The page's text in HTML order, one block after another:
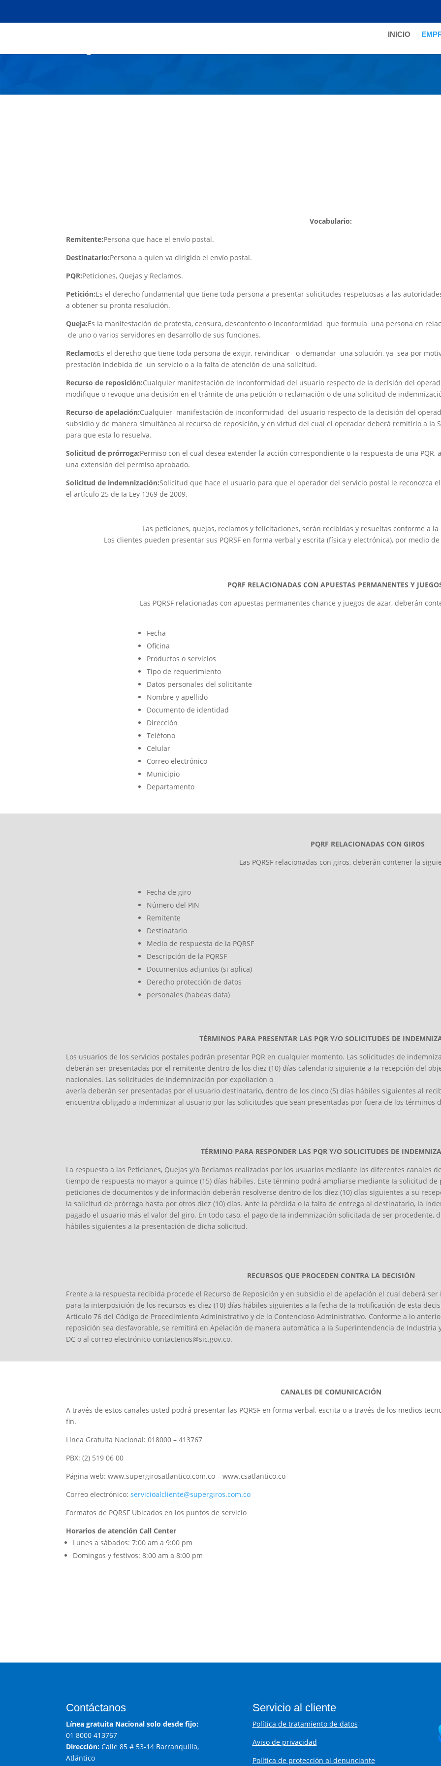
INICIO
Vocabulario:
Remitente:Persona que hace el envío postal.
Destinatario:Persona a quien va dirigido el envío postal.
PQR:Peticiones, Quejas y Reclamos.
Petición:Es el derecho fundamental que tiene toda persona a presentar solicitudes respetuosas a las
a obtener su pronta resolución.
Queja:Es Ia manifestación de protesta, censura, descontento o inconformidad que formula una persona en
de uno o varios servidores en desarrollo de sus funciones.
Reclamo:Es el derecho que tiene toda persona de exigir, reivindicar o demandar una solución, ya sea por
prestación indebida de un servicio o a Ia falta de atención de una solicitud.
Recurso de reposición:Cualquier manifestación de inconformidad del usuario respecto de Ia decisión del
modifique o revoque una decisión en el trámite de una petición o reclamación o de una solicitud de
Recurso de apelación:Cualquier manifestación de inconformidad del usuario respecto de Ia decisión del
subsidio y de manera simultánea al recurso de reposición, y en virtud del cual el operador deberá remitirlo a Ia
para que esta lo resuelva.
Solicitud de prórroga:Permiso con el cual desea extender la acción correspondiente o Ia respuesta de una
una extensión del permiso aprobado.
Solicitud de indemnización:Solicitud que hace el usuario para que el operador del servicio postal le reconozca
el artículo 25 de Ia Ley 1369 de 2009.
Las peticiones, quejas, reclamos y felicitaciones, serán recibidas y resueltas conforme a
Los clientes pueden presentar sus PQRSF en forma verbal y escrita (física y electrónica), por medio
PQRF RELACIONADAS CON APUESTAS PERMANENTES Y
Las PQRSF relacionadas con apuestas permanentes chance y juegos de azar, deberán
Fecha
Oficina
Productos o servicios
Tipo de requerimiento
Datos personales del solicitante
Nombre y apellido
Documento de identidad
Dirección
Teléfono
Celular
Correo electrónico
Municipio
Departamento
PQRF RELACIONADAS CON GIROS
Las PQRSF relacionadas con giros, deberán contener la
Fecha de giro
Número del PIN
Remitente
Destinatario
Medio de respuesta de la PQRSF
Descripción de la PQRSF
Documentos adjuntos (si aplica)
Derecho protección de datos
personales (habeas data)
TÉRMINOS PARA PRESENTAR LAS PQR Y/O SOLICITUDES DE
Los usuarios de los servicios postales podrán presentar PQR en cualquier momento. Las solicitudes de
deberán ser presentadas por el remitente dentro de los diez (10) días calendario siguiente a Ia recepción del
nacionales. Las solicitudes de indemnización por expoliación o
avería deberán ser presentadas por el usuario destinatario, dentro de los cinco (5) días hábiles siguientes al
encuentra obligado a indemnizar al usuario por las solicitudes que sean presentadas por fuera de los términos
TÉRMINO PARA RESPONDER LAS PQR Y/O SOLICITUDES DE
La respuesta a las Peticiones, Quejas y/o Reclamos realizadas por los usuarios mediante los diferentes canales
tiempo de respuesta no mayor a quince (15) días hábiles. Este término podrá ampliarse mediante Ia solicitud
peticiones de documentos y de información deberán resolverse dentro de los diez (10) días siguientes a su
la solicitud de prórroga hasta por otros diez (10) días. Ante Ia pérdida o Ia falta de entrega al destinatario, Ia
pagado el usuario más el valor del giro. En todo caso, el pago de Ia indemnización solicitada de ser procedente,
hábiles siguientes a Ia presentación de dicha solicitud.
RECURSOS QUE PROCEDEN CONTRA LA DECISIÓN
Frente a Ia respuesta recibida procede el Recurso de Reposición y en subsidio el de apelación el cual deberá ser
para Ia interposición de los recursos es diez (10) días hábiles siguientes a Ia fecha de Ia notificación de esta
Artículo 76 del Código de Procedimiento Administrativo y de lo Contencioso Administrativo. Conforme a lo
reposición sea desfavorable, se remitirá en Apelación de manera automática a Ia Superintendencia de Industria
DC o al correo electrónico contactenos@sic.gov.co.
CANALES DE COMUNICACIÓN
A través de estos canales usted podrá presentar las PQRSF en forma verbal, escrita o a través de los medios
fin.
Línea Gratuita Nacional: 018000 – 413767
PBX:(2) 519 06 00
Página web: www.supergirosatlantico.com.co – www.csatlantico.co
Correo electrónico:servicioalcliente@supergiros.com.co
Formatos de PQRSF Ubicados en los puntos de servicio
Horarios de atención Call Center
Lunes a sábados: 7:00 am a 9:00 pm
Domingos y festivos: 8:00 am a 8:00 pm
Contáctanos
Línea gratuita Nacional solo desde fijo:
01 8000 413767
Dirección:Calle 85 # 53-14 Barranquilla,
Atlántico
Servicio al cliente
Política de tratamiento de datos
Aviso de privacidad
Política de protección al denunciante